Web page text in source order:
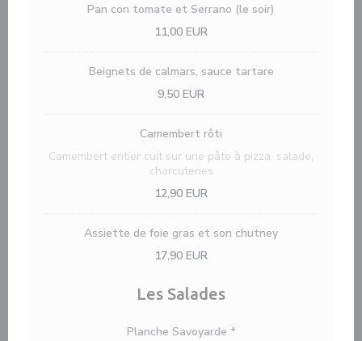
Pan con tomate et Serrano (le soir)
11,00 EUR
Beignets de calmars, sauce tartare
9,50 EUR
Camembert rôti
Camembert entier cuit sur une pâte à pizza, salade,
charcuteries
12,90 EUR
Assiette de foie gras et son chutney
17,90 EUR
Les Salades
Planche Savoyarde *